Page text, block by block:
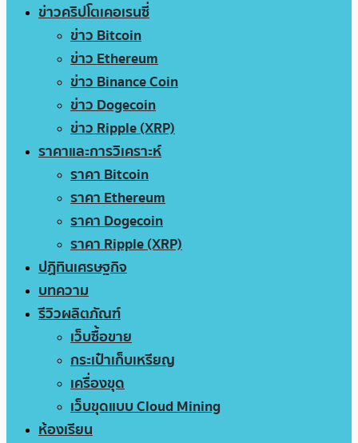
ข่าวคริปโตเคอเรนซี่
ข่าว Bitcoin
ข่าว Ethereum
ข่าว Binance Coin
ข่าว Dogecoin
ข่าว Ripple (XRP)
ราคาและการวิเคราะห์
ราคา Bitcoin
ราคา Ethereum
ราคา Dogecoin
ราคา Ripple (XRP)
ปฏิทินเศรษฐกิจ
บทความ
รีวิวผลิตภัณฑ์
เว็บซื้อขาย
กระเป๋าเก็บเหรียญ
เครื่องขุด
เว็บขุดแบบ Cloud Mining
ห้องเรียน